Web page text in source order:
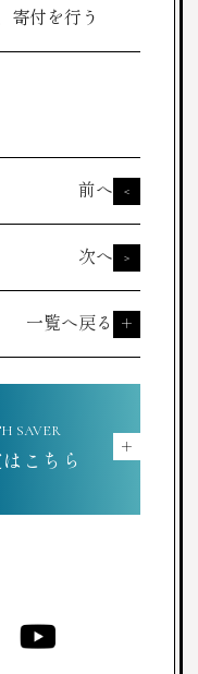
寄付を行う
前へ <
次へ >
一覧へ戻る ＋
SAVER
こちら
＋